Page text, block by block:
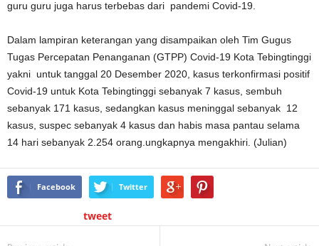
guru guru juga harus terbebas dari pandemi Covid-19.
Dalam lampiran keterangan yang disampaikan oleh Tim Gugus
Tugas Percepatan Penanganan (GTPP) Covid-19 Kota Tebingtinggi
yakni untuk tanggal 20 Desember 2020, kasus terkonfirmasi positif
Covid-19 untuk Kota Tebingtinggi sebanyak 7 kasus, sembuh
sebanyak 171 kasus, sedangkan kasus meninggal sebanyak 12
kasus, suspec sebanyak 4 kasus dan habis masa pantau selama
14 hari sebanyak 2.254 orang.ungkapnya mengakhiri. (Julian)
Facebook Twitter
tweet